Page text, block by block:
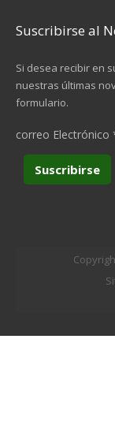
Suscribirse al
Si desea recibir en
nuestras últimas
formulario.
correo Electrónico